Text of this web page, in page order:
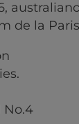
de la
No.4